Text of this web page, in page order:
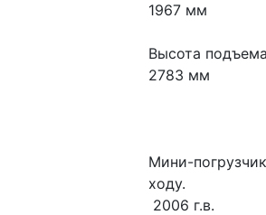
1967 мм
Высота
2783 мм
Мини-
ходу.
2006 г.в.